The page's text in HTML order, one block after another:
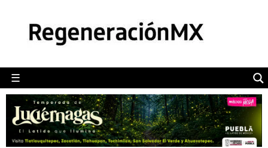
☰
POLÍTICA
CAMALEÓN
OPINIÓN
DEPORTES